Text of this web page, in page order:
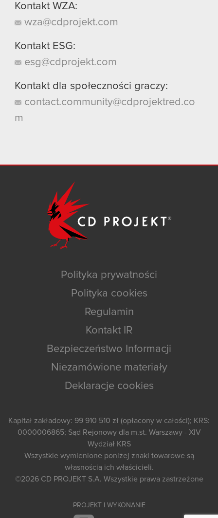
Kontakt WZA:
wza@cdprojekt.com
Kontakt ESG:
esg@cdprojekt.com
Kontakt dla społeczności graczy:
contact.community@cdprojektred.co
m
Polityka prywatności
Polityka cookies
Regulamin
Kontakt IR
Bezpieczeństwo Informacji
Niezamówione materiały
Deklaracje cookies
Kapitał zakładowy: 99 910 510 zł (opłacony w całości); KRS:
0000006865; Sąd Rejonowy dla m.st. Warszawy - XIV
Wydział KRS
Wszystkie wymienione poniżej znaki towarowe są
własnością ich właścicieli.
©2026 CD PROJEKT S.A. Wszystkie prawa zastrzeżone
PROJEKT I WYKONANIE